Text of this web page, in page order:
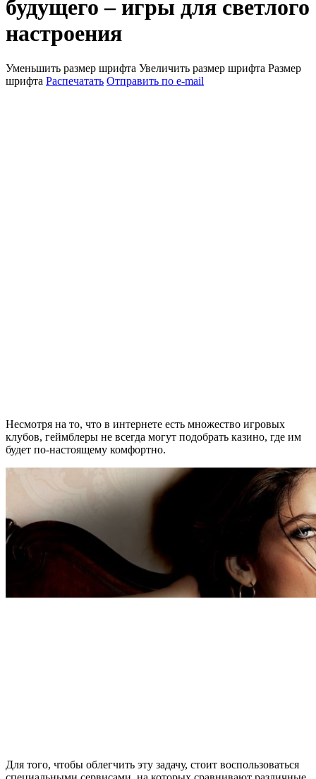
будущего – игры для светлого
настроения
Уменьшить размер шрифта Увеличить размер шрифта Размер
шрифта Распечатать Отправить по e-mail
Несмотря на то, что в интернете есть множество игровых
клубов, геймблеры не всегда могут подобрать казино, где им
будет по-настоящему комфортно.
Для того, чтобы облегчить эту задачу, стоит воспользоваться